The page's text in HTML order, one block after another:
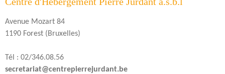
Avenue Mozart 84
1190 Forest (Bruxelles)
Tél : 02/346.08.56
secretariat@centrepierrejurdant.be